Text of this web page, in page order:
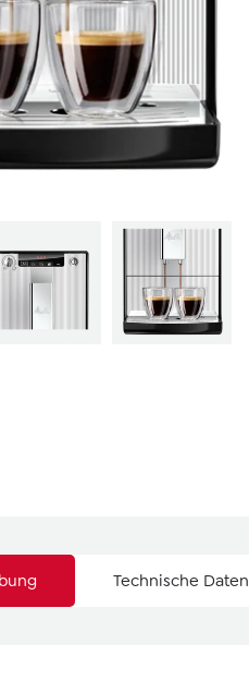
Technische Daten